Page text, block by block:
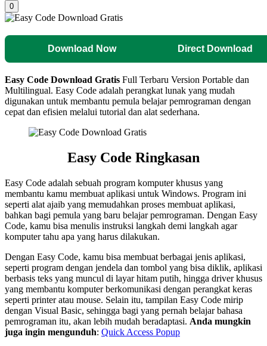
0
Download Now Direct Download
Easy Code Download Gratis Full Terbaru Version Portable dan
Multilingual. Easy Code adalah perangkat lunak yang mudah
digunakan untuk membantu pemula belajar pemrograman dengan
cepat dan efisien melalui tutorial dan alat sederhana.
Easy Code Ringkasan
Easy Code adalah sebuah program komputer khusus yang
membantu kamu membuat aplikasi untuk Windows. Program ini
seperti alat ajaib yang memudahkan proses membuat aplikasi,
bahkan bagi pemula yang baru belajar pemrograman. Dengan Easy
Code, kamu bisa menulis instruksi langkah demi langkah agar
komputer tahu apa yang harus dilakukan.
Dengan Easy Code, kamu bisa membuat berbagai jenis aplikasi,
seperti program dengan jendela dan tombol yang bisa diklik, aplikasi
berbasis teks yang muncul di layar hitam putih, hingga driver khusus
yang membantu komputer berkomunikasi dengan perangkat keras
seperti printer atau mouse. Selain itu, tampilan Easy Code mirip
dengan Visual Basic, sehingga bagi yang pernah belajar bahasa
pemrograman itu, akan lebih mudah beradaptasi. Anda mungkin
juga ingin mengunduh: Quick Access Popup